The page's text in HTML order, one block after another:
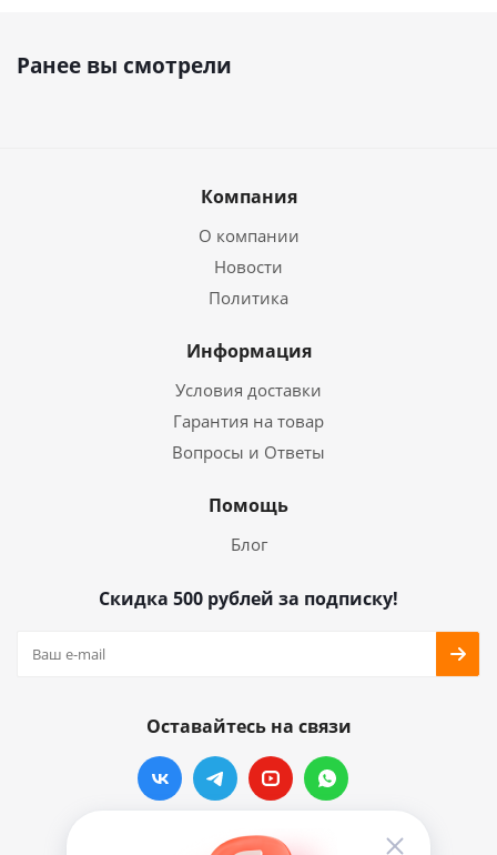
Ранее вы смотрели
Компания
О компании
Новости
Политика
Информация
Условия доставки
Гарантия на товар
Вопросы и Ответы
Помощь
Блог
Скидка 500 рублей за подписку!
Оставайтесь на связи
Наши контакты